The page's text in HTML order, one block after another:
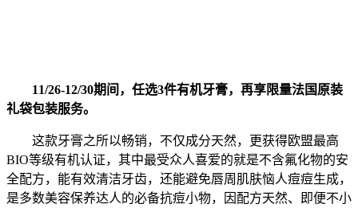
11/26-12/30期间，任选3件有机牙膏，再享限量法国原装
礼袋包装服务。
这款牙膏之所以畅销，不仅成分天然，更获得欧盟最高
BIO等级有机认证，其中最受众人喜爱的就是不含氟化物的安
全配方，能有效清洁牙齿，还能避免唇周肌肤恼人痘痘生成，
是多数美容保养达人的必备抗痘小物，因配方天然、即便不小